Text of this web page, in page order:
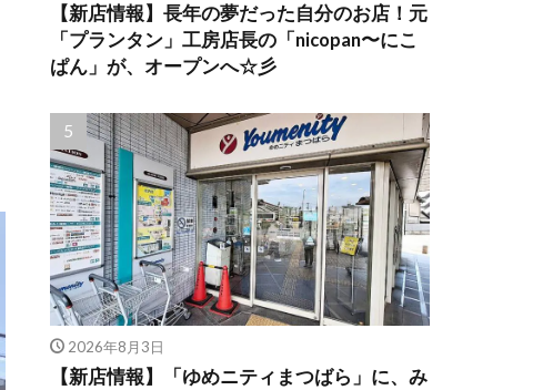
【新店情報】長年の夢だった自分のお店！元
「プランタン」工房店長の「nicopan〜にこ
ぱん」が、オープンへ☆彡
2026年8月3日
【新店情報】「ゆめニティまつばら」に、み